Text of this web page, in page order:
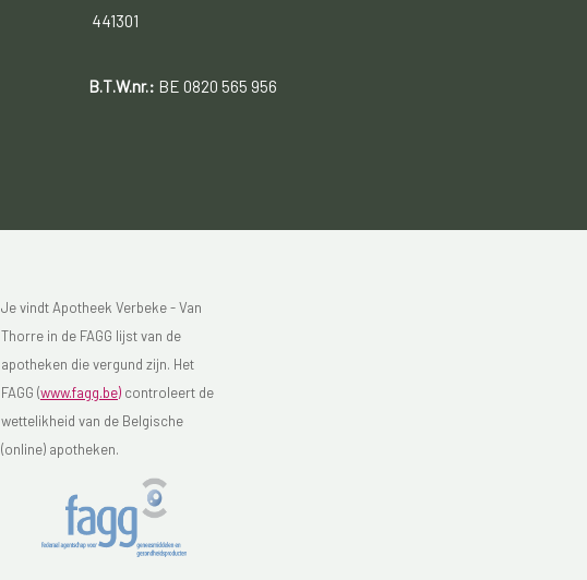
441301
B.T.W.nr.: BE 0820 565 956
Je vindt Apotheek Verbeke - Van
Thorre in de FAGG lijst van de
apotheken die vergund zijn. Het
FAGG (www.fagg.be)controleert de
wettelikheid van de Belgische
(online) apotheken.